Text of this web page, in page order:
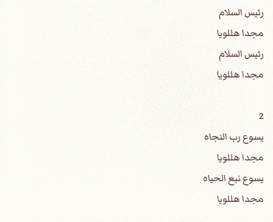
رئيس السلام
مجدا هللويا
رئيس السلام
مجدا هللويا
2
يسوع رب النجاه
مجدا هللويا
يسوع نبع الحياه
مجدا هللويا